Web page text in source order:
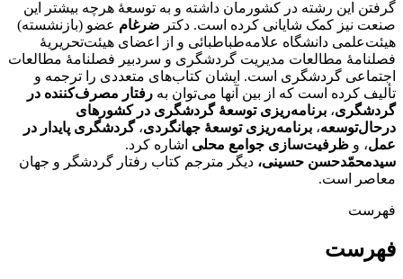
گرفتن این رشته در کشورمان داشته و به توسعۀ هرچه بیشتر این
صنعت نیز کمک شایانی کرده است. دکتر ضرغام عضو (بازنشسته)
هیئت‌علمی دانشگاه علامه‌طباطبائی و از اعضای هیئت‌تحریریۀ
فصلنامۀ مطالعات مدیریت گردشگری و سردبیر فصلنامۀ مطالعات
اجتماعی گردشگری است. ایشان کتاب‌های متعددی را ترجمه و
تألیف کرده است که از بین آنها می‌توان به رفتار مصرف‌کننده در
گردشگری، برنامه‌ریزی توسعۀ گردشگری در کشورهای
درحال‌توسعه، برنامه‌ریزی توسعۀ جهانگردی،گردشگری پایدار در
عمل، و ظرفیت‌سازی جوامع محلی اشاره کرد.
سیدمحمّدحسن حسینی، دیگر مترجم کتاب رفتار گردشگر و جهان
معاصر است.
فهرست
فهرست